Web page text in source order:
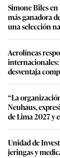
Simone Biles en
más ganadora
una selección
Aerolíneas
desventaja
“La
Neuhaus,
de Lima 2027 y
Unidad de
jeringas y